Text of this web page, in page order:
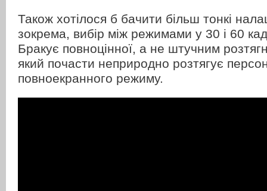
Також хотілося б бачити більш тонкі
зокрема, вибір між режимами у 30 і 60
Бракує повноцінної, а не штучним
який почасти неприродно розтягує
повноекранного режиму.